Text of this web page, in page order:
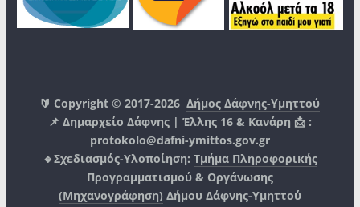
🔰 Copyright © 2017-2026Δήμος Δάφνης-Υμηττού
📌 Δημαρχείο Δάφνης | Έλλης 16 & Κανάρη 📩 :
protokolo@dafni-ymittos.gov.gr
🔹Σχεδιασμός-Υλοποίηση: Τμήμα Πληροφορικής
Προγραμματισμού & Οργάνωσης
(Μηχανογράφηση) Δήμου Δάφνης-Υμηττού